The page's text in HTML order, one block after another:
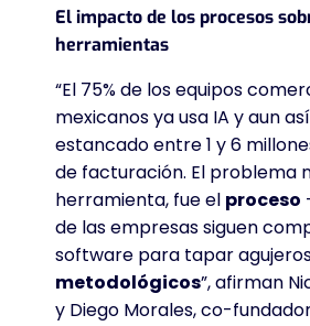
El impacto de los procesos
herramientas
“El 75% de los equipos
mexicanos ya usa IA y aun
estancado entre 1 y 6
de facturación. El problema
herramienta, fue el proceso
de las empresas siguen
software para tapar
metodológicos”, afirman
y Diego Morales, co-